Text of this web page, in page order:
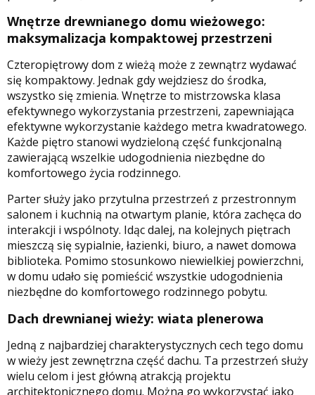
Wnętrze drewnianego domu wieżowego:
maksymalizacja kompaktowej przestrzeni
Czteropiętrowy dom z wieżą może z zewnątrz wydawać
się kompaktowy. Jednak gdy wejdziesz do środka,
wszystko się zmienia. Wnętrze to mistrzowska klasa
efektywnego wykorzystania przestrzeni, zapewniająca
efektywne wykorzystanie każdego metra kwadratowego.
Każde piętro stanowi wydzieloną część funkcjonalną
zawierającą wszelkie udogodnienia niezbędne do
komfortowego życia rodzinnego.
Parter służy jako przytulna przestrzeń z przestronnym
salonem i kuchnią na otwartym planie, która zachęca do
interakcji i wspólnoty. Idąc dalej, na kolejnych piętrach
mieszczą się sypialnie, łazienki, biuro, a nawet domowa
biblioteka. Pomimo stosunkowo niewielkiej powierzchni,
w domu udało się pomieścić wszystkie udogodnienia
niezbędne do komfortowego rodzinnego pobytu.
Dach drewnianej wieży: wiata plenerowa
Jedną z najbardziej charakterystycznych cech tego domu
w wieży jest zewnętrzna część dachu. Ta przestrzeń służy
wielu celom i jest główną atrakcją projektu
architektonicznego domu. Można go wykorzystać jako